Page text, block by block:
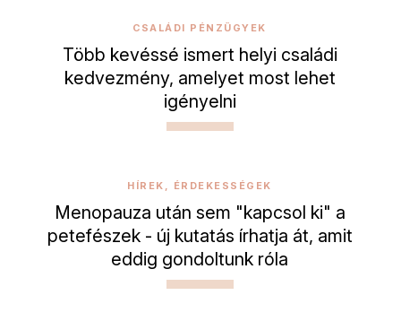
CSALÁDI PÉNZÜGYEK
Több kevéssé ismert helyi családi
kedvezmény, amelyet most lehet
igényelni
HÍREK, ÉRDEKESSÉGEK
Menopauza után sem "kapcsol ki" a
petefészek - új kutatás írhatja át, amit
eddig gondoltunk róla